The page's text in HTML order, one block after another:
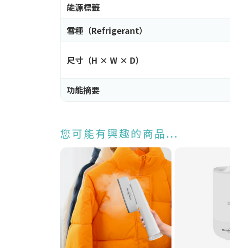
能源標籤
雪種（Refrigerant）
尺寸（H × W × D）
功能摘要
您可能有興趣的商品...